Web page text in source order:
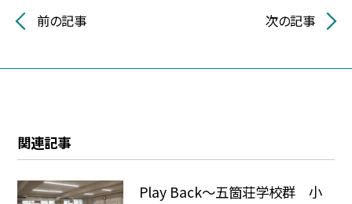
前の記事 次の記事
関連記事
Play Back～五箇荘学校群 小